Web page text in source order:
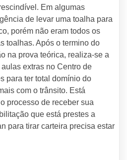
Em algumas
de levar uma toalha para
porém não eram todos os
toalhas. Após o termino do
na prova teórica, realiza-se a
extras no Centro de
para ter total domínio do
com o trânsito. Está
processo de receber sua
que está prestes a
para tirar carteira precisa estar